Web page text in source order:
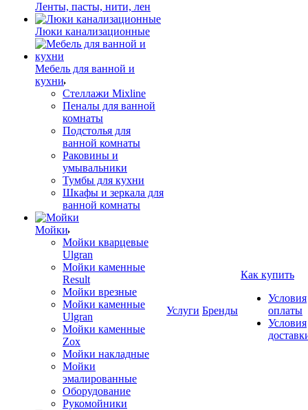
Ленты, пасты, нити, лен
Люки канализационные
Мебель для ванной и
кухни
Стеллажи Mixline
Пеналы для ванной
комнаты
Подстолья для
ванной комнаты
Раковины и
умывальники
Тумбы для кухни
Шкафы и зеркала для
ванной комнаты
Мойки
Мойки кварцевые
Ulgran
Мойки каменные
Result
Мойки врезные
Мойки каменные
Ulgran
Мойки каменные
Zox
Мойки накладные
Мойки
эмалированные
Оборудование
Рукомойники
Услуги Бренды
Как купить
Условия
оплаты
Условия